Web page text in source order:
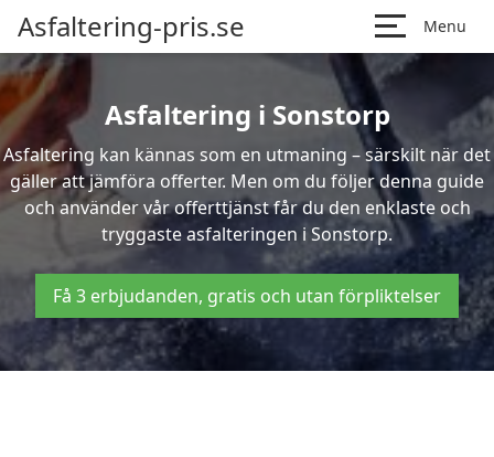
Asfaltering-pris.se Menu
Asfaltering i Sonstorp
Asfaltering kan kännas som en utmaning – särskilt när det
gäller att jämföra offerter. Men om du följer denna guide
och använder vår offerttjänst får du den enklaste och
tryggaste asfalteringen i Sonstorp.
Få 3 erbjudanden, gratis och utan förpliktelser